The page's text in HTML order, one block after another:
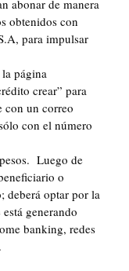
abonar de manera
obtenidos con
para impulsar
página
crear” para
un correo
con el número
Luego de
o
deberá optar por la
generando
banking, redes